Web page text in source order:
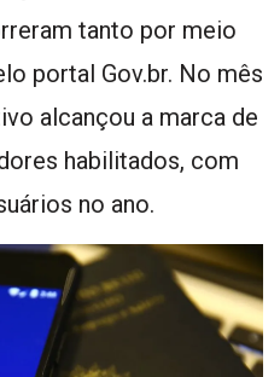
tanto por meio
portal Gov.br. No mês
alcançou a marca de
habilitados, com
no ano.